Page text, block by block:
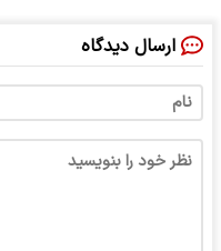
ارسال دیدگاه